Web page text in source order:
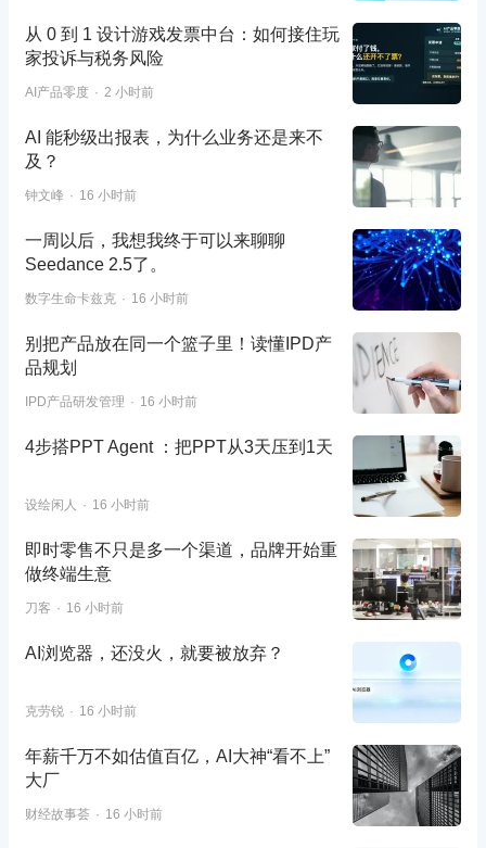
从 0 到 1 设计游戏发票中台：如何接住玩
家投诉与税务风险
AI产品零度 2 小时前
AI 能秒级出报表，为什么业务还是来不
及？
钟文峰 16 小时前
一周以后，我想我终于可以来聊聊
Seedance 2.5了。
数字生命卡兹克 16 小时前
别把产品放在同一个篮子里！读懂IPD产
品规划
IPD产品研发管理 16 小时前
4步搭PPT Agent ：把PPT从3天压到1天
设绘闲人 16 小时前
即时零售不只是多一个渠道，品牌开始重
做终端生意
刀客 16 小时前
AI浏览器，还没火，就要被放弃？
克劳锐 16 小时前
年薪千万不如估值百亿，AI大神“看不上”
大厂
财经故事荟 16 小时前